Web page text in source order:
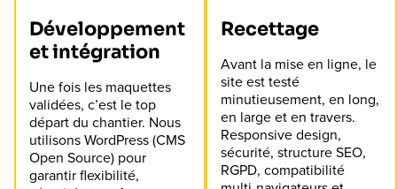
Développement
et intégration
Une fois les maquettes
validées, c’est le top
départ du chantier. Nous
utilisons WordPress (CMS
Open Source) pour
garantir flexibilité,
Recettage
Avant la mise en ligne, le
site est testé
minutieusement, en long,
en large et en travers.
Responsive design,
sécurité, structure SEO,
RGPD, compatibilité